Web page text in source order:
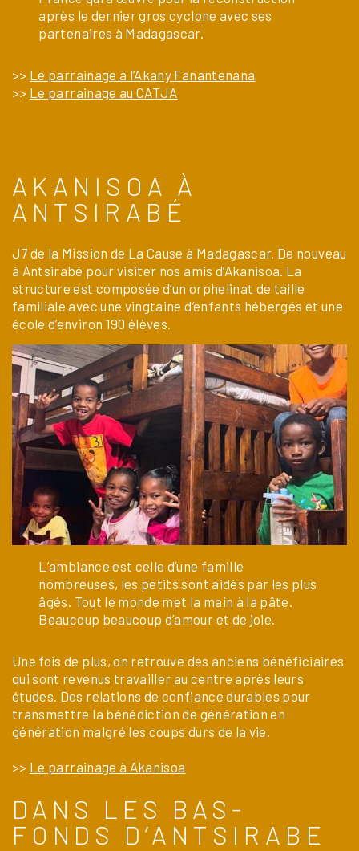
après le dernier gros cyclone avec ses
partenaires à Madagascar.
>> Le parrainage à l’Akany Fanantenana
>> Le parrainage au CATJA
AKANISOA À
ANTSIRABÉ
J7 de la Mission de La Cause à Madagascar. De nouveau
à Antsirabé pour visiter nos amis d’Akanisoa. La
structure est composée d’un orphelinat de taille
familiale avec une vingtaine d’enfants hébergés et une
école d’environ 190 élèves.
L’ambiance est celle d’une famille
nombreuses, les petits sont aidés par les plus
âgés. Tout le monde met la main à la pâte.
Beaucoup beaucoup d’amour et de joie.
Une fois de plus, on retrouve des anciens bénéficiaires
qui sont revenus travailler au centre après leurs
études. Des relations de confiance durables pour
transmettre la bénédiction de génération en
génération malgré les coups durs de la vie.
>> Le parrainage à Akanisoa
DANS LES BAS-
FONDS D’ANTSIRABE